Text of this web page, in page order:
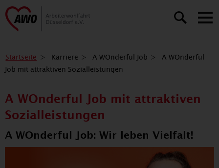
Startseite Karriere A WOnderful Job
A WOnderful
Job mit attraktiven Sozialleistungen
A WOnderful Job mit attraktiven
Sozialleistungen
A WOnderful Job: Wir leben Vielfalt!